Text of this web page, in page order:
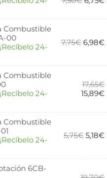
Combustible
00
24-
7,75€ 6,98€
Combustible
24-
17,65€
15,89€
Combustible
24-
5,75€ 5,18€
6CB-